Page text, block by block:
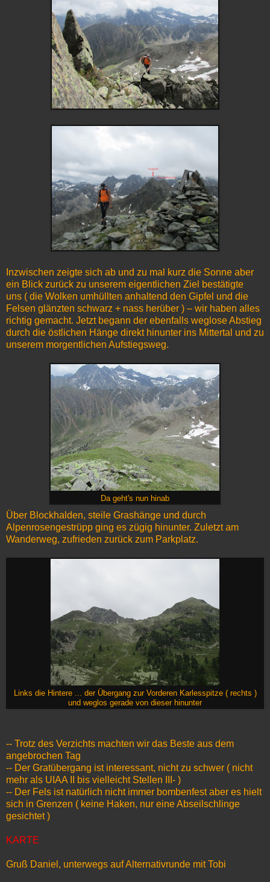
Inzwischen zeigte sich ab und zu mal kurz die Sonne aber
ein Blick zurück zu unserem eigentlichen Ziel bestätigte
uns ( die Wolken umhüllten anhaltend den Gipfel und die
Felsen glänzten schwarz + nass herüber ) – wir haben alles
richtig gemacht. Jetzt begann der ebenfalls weglose Abstieg
durch die östlichen Hänge direkt hinunter ins Mittertal und zu
unserem morgentlichen Aufstiegsweg.
Da geht's nun hinab
Über Blockhalden, steile Grashänge und durch
Alpenrosengestrüpp ging es zügig hinunter. Zuletzt am
Wanderweg, zufrieden zurück zum Parkplatz.
Links die Hintere ... der Übergang zur Vorderen Karlesspitze ( rechts )
und weglos gerade von dieser hinunter
-- Trotz des Verzichts machten wir das Beste aus dem
angebrochen Tag
-- Der Gratübergang ist interessant, nicht zu schwer ( nicht
mehr als UIAA II bis vielleicht Stellen III- )
-- Der Fels ist natürlich nicht immer bombenfest aber es hielt
sich in Grenzen ( keine Haken, nur eine Abseilschlinge
gesichtet )
KARTE
Gruß Daniel, unterwegs auf Alternativrunde mit Tobi